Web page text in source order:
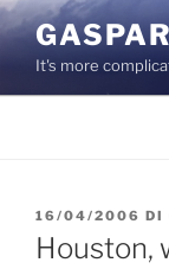
Salta
al
contenuto
It's more
PUBBLICATO
IL
16/04/2006 DI
Houston,